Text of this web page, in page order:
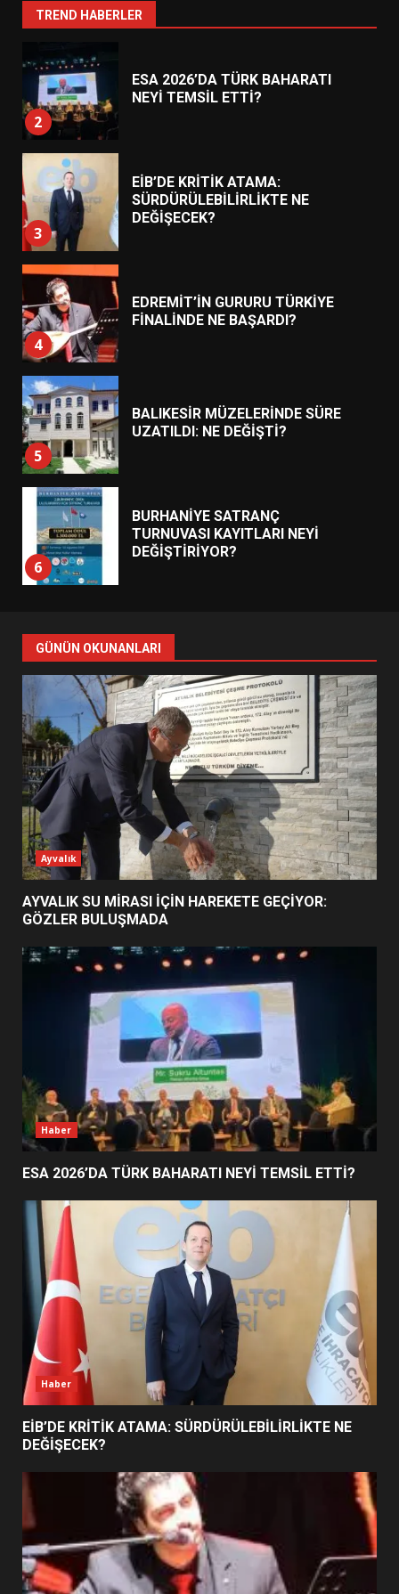
TREND HABERLER
1
2
ESA 2026’DA TÜRK BAHARATI
NEYİ TEMSİL ETTİ?
3
EİB’DE KRİTİK ATAMA:
SÜRDÜRÜLEBİLİRLİKTE NE
DEĞİŞECEK?
4
EDREMİT’İN GURURU TÜRKİYE
FİNALİNDE NE BAŞARDI?
5
BALIKESİR MÜZELERİNDE SÜRE
UZATILDI: NE DEĞİŞTİ?
6
BURHANİYE SATRANÇ
TURNUVASI KAYITLARI NEYİ
DEĞİŞTİRİYOR?
7
YENİ YÖNETİM NASIL
ŞEKİLLENDİ?
1
AYVALIK SU MİRASI İÇİN
HAREKETE GEÇİYOR: GÖZLER
BULUŞMADA
2
ESA 2026’DA TÜRK BAHARATI
NEYİ TEMSİL ETTİ?
EİB’DE KRİTİK ATAMA:
SÜRDÜRÜLEBİLİRLİKTE NE
DEĞİŞECEK?
4
EDREMİT’İN GURURU TÜRKİYE
FİNALİNDE NE BAŞARDI?
5
UZATILDI: NE DEĞİŞTİ?
6
BURHANİYE SATRANÇ
TURNUVASI KAYITLARI NEYİ
DEĞİŞTİRİYOR?
BURHANİYE BELEDİYESPOR’DA
YENİ YÖNETİM NASIL
GÜNÜN OKUNANLARI
Ayvalık
AYVALIK SU MİRASI İÇİN HAREKETE GEÇİYOR:
GÖZLER BULUŞMADA
Haber
ESA 2026’DA TÜRK BAHARATI NEYİ TEMSİL ETTİ?
Haber
EİB’DE KRİTİK ATAMA: SÜRDÜRÜLEBİLİRLİKTE NE
DEĞİŞECEK?